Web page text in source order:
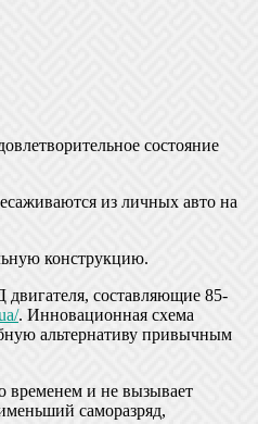
состояние
из личных авто на
конструкцию.
составляющие 85-
. Инновационная схема
альтернативу привычным
временем и не вызывает
саморазряд,